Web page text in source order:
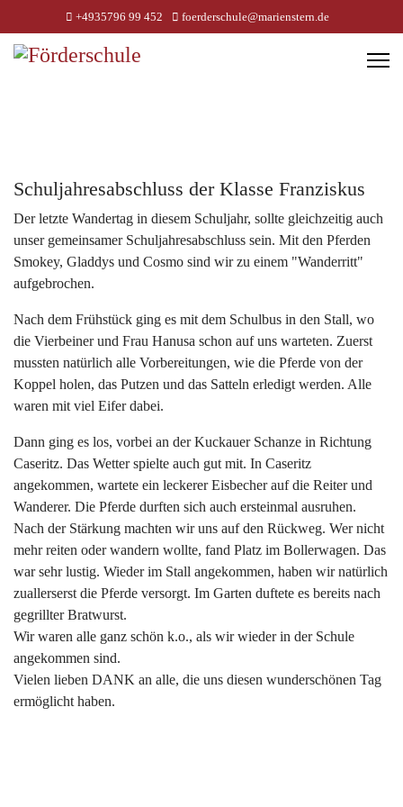
+4935796 99 452 foerderschule@marienstern.de
Schuljahresabschluss der Klasse Franziskus
Der letzte Wandertag in diesem Schuljahr, sollte gleichzeitig auch
unser gemeinsamer Schuljahresabschluss sein. Mit den Pferden
Smokey, Gladdys und Cosmo sind wir zu einem "Wanderritt"
aufgebrochen.
Nach dem Frühstück ging es mit dem Schulbus in den Stall, wo
die Vierbeiner und Frau Hanusa schon auf uns warteten. Zuerst
mussten natürlich alle Vorbereitungen, wie die Pferde von der
Koppel holen, das Putzen und das Satteln erledigt werden. Alle
waren mit viel Eifer dabei.
Dann ging es los, vorbei an der Kuckauer Schanze in Richtung
Caseritz. Das Wetter spielte auch gut mit. In Caseritz
angekommen, wartete ein leckerer Eisbecher auf die Reiter und
Wanderer. Die Pferde durften sich auch ersteinmal ausruhen.
Nach der Stärkung machten wir uns auf den Rückweg. Wer nicht
mehr reiten oder wandern wollte, fand Platz im Bollerwagen. Das
war sehr lustig. Wieder im Stall angekommen, haben wir natürlich
zuallerserst die Pferde versorgt. Im Garten duftete es bereits nach
gegrillter Bratwurst.
Wir waren alle ganz schön k.o., als wir wieder in der Schule
angekommen sind.
Vielen lieben DANK an alle, die uns diesen wunderschönen Tag
ermöglicht haben.